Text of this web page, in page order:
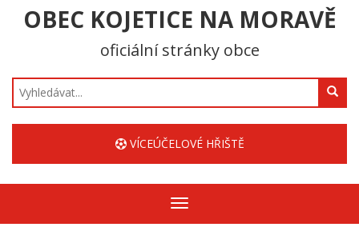
OBEC KOJETICE NA MORAVĚ
oficiální stránky obce
Hledat
VÍCEÚČELOVÉ HŘIŠTĚ
Zobrazit/skrýt
navigaci